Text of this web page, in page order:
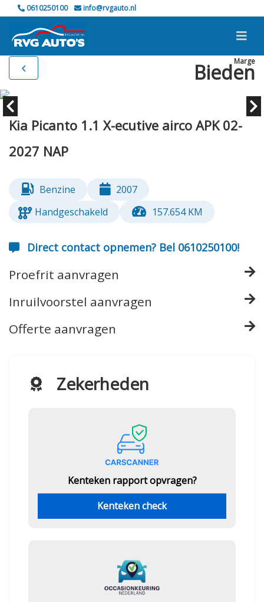
0610250100 info@rvgauto.nl
Marge
Bieden
Kia Picanto 1.1 X-ecutive airco APK 02-
2027 NAP
Benzine
2007
Handgeschakeld
157.654 KM
Direct contact opnemen? Bel 0610250100!
Proefrit aanvragen
Inruilvoorstel aanvragen
Offerte aanvragen
Zekerheden
Kenteken rapport opvragen?
Kenteken check